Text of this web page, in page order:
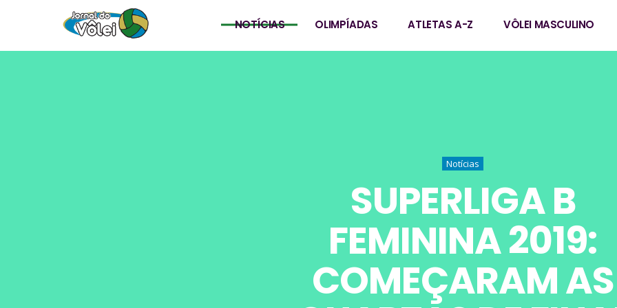
NOTÍCIAS OLIMPÍADAS ATLETAS A-Z VÔLEI MASCULINO
Notícias
SUPERLIGA B
FEMININA 2019:
COMEÇARAM AS